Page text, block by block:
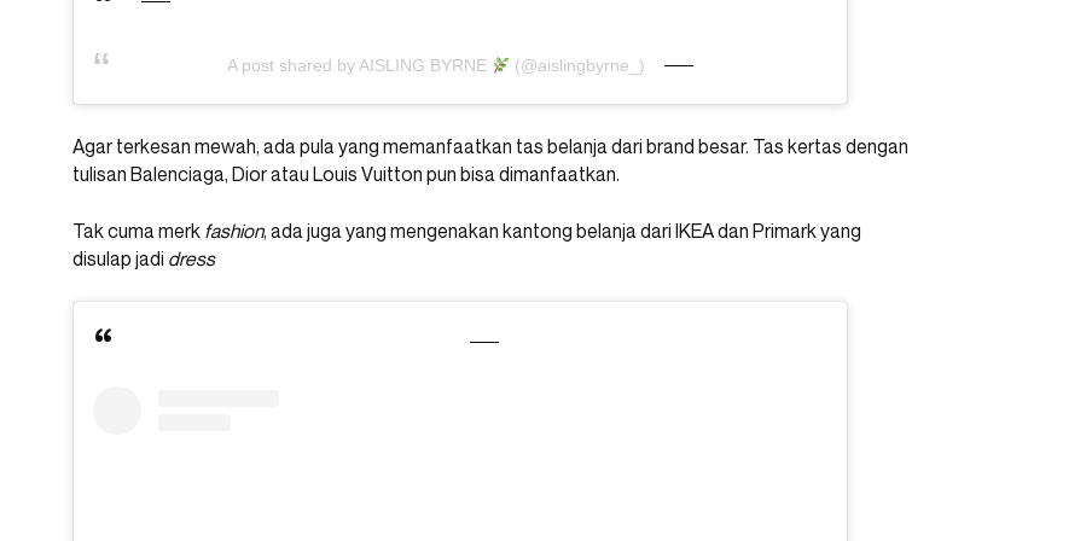
A post shared by AISLING BYRNE (@aislingbyrne_)
Agar terkesan mewah, ada pula yang memanfaatkan tas belanja dari brand besar. Tas kertas dengan
tulisan Balenciaga, Dior atau Louis Vuitton pun bisa dimanfaatkan.
Tak cuma merk fashion, ada juga yang mengenakan kantong belanja dari IKEA dan Primark yang
disulap jadi dress